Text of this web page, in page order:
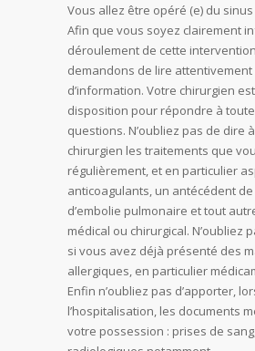
Vous allez être opéré (e) du
Afin que vous soyez clairement
déroulement de cette
demandons de lire attentivement
d’information. Votre chirurgien
disposition pour répondre à
questions. N’oubliez pas de dire
chirurgien les traitements que
régulièrement, et en particulier
anticoagulants, un antécédent
d’embolie pulmonaire et tout
médical ou chirurgical. N’oubliez
si vous avez déjà présenté des
allergiques, en particulier
Enfin n’oubliez pas d’apporter,
l’hospitalisation, les documents
votre possession : prises de